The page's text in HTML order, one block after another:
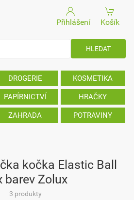
Přihlášení Košík
DROGERIE KOSMETIKA
PAPÍRNICTVÍ HRAČKY
ZAHRADA POTRAVINY
kočka Elastic Ball
barev Zolux
3 produkty